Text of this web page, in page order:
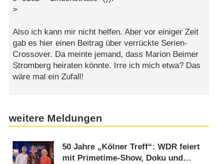
>
Also ich kann mir nicht helfen. Aber vor einiger Zeit
gab es hier einen Beitrag über verrückte Serien-
Crossover. Da meinte jemand, dass Marion Beimer
Stromberg heiraten könnte. Irre ich mich etwa? Das
wäre mal ein Zufall!
weitere Meldungen
50 Jahre „Kölner Treff“: WDR feiert
mit Primetime-Show, Doku und